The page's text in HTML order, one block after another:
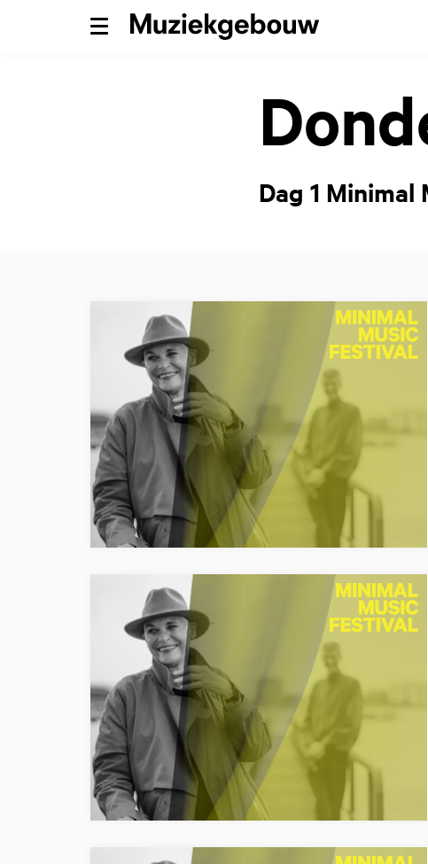
Menu
Dag 1 Minimal